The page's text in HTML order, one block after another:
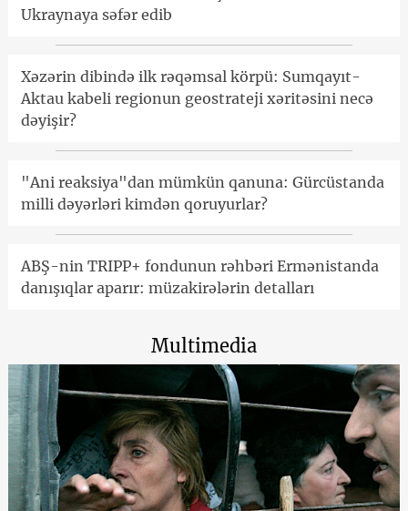
Ukraynaya səfər edib
Xəzərin dibində ilk rəqəmsal körpü: Sumqayıt-
Aktau kabeli regionun geostrateji xəritəsini necə
dəyişir?
"Ani reaksiya"dan mümkün qanuna: Gürcüstanda
milli dəyərləri kimdən qoruyurlar?
ABŞ-nin TRIPP+ fondunun rəhbəri Ermənistanda
danışıqlar aparır: müzakirələrin detalları
Multimedia